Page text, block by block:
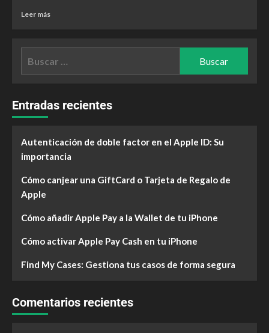
Leer más
Entradas recientes
Autenticación de doble factor en el Apple ID: Su
importancia
Cómo canjear una GiftCard o Tarjeta de Regalo de
Apple
Cómo añadir Apple Pay a la Wallet de tu iPhone
Cómo activar Apple Pay Cash en tu iPhone
Find My Cases: Gestiona tus casos de forma segura
Comentarios recientes